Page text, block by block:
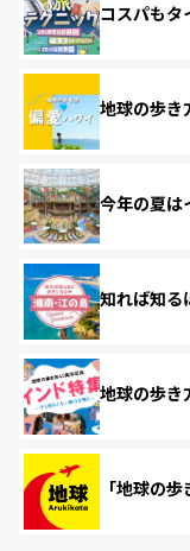
コスパもタ
地球の歩
今年の夏は
知れば知る
地球の歩き
「地球の